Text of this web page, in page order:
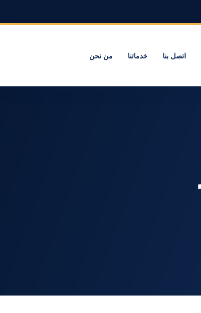
اتصل بنا خدماتنا من نحن